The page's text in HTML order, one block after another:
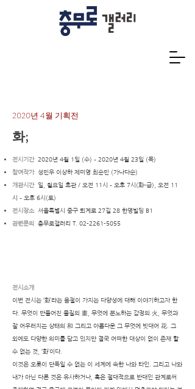
2020년 4월 기획전
화;
전시기간2020년 4월 1일 (수) – 2020년 4월 23일 (목)
참여작가성민우 이상하 제미영 최순민 (가나다순)
개관시간일, 월요일 휴관 / 오전 11시 – 오후 7시(화-금), 오전 11
시 – 오후 6시(토)
전시장소 서울특별시 중구 퇴계로 27길 28 한영빌딩 B1
관련문의 충무로갤러리 T. 02-2261-5055
전시소개
이번 전시는 ‘화’라는 음절이 가지는 다양성에 대해 이야기하고자 한
다. 무엇이 만들어진 물질의 畫, 무엇에 분노하는 감정의 火, 무엇과
잘 어우러지는 상태의 和 그리고 아름다운 그 무엇에 빗대어 花. 그
외에도 다양한 의미를 담고 있지만 결국 어떠한 대상이 없이 존재 할
수 없는 것, ‘화’이다.
이것은 오롯이 단독일 수 없는 이 세계에 속한 나와 타인. 그리고 나와
내가 아닌 다른 것은 유사하거나, 혹은 절대적으로 반대인 관계로써